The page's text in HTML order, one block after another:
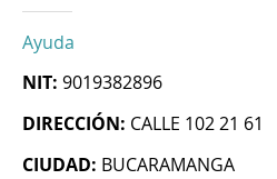
Ayuda
NIT: 9019382896
DIRECCIÓN: CALLE 102 21 61
CIUDAD: BUCARAMANGA